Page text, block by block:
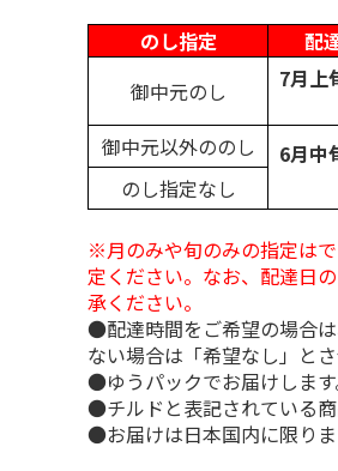
のし指定
配
御中元のし
7月上
御中元以外ののし 6月中
のし指定なし
※月のみや旬のみの指定は
定ください。なお、配達日
承ください。
●配達時間をご希望の場合
ない場合は「希望なし」とさ
●ゆうパックでお届けします
●チルドと表記されている商
●お届けは日本国内に限りま